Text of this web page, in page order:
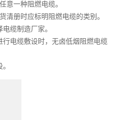
意一种阻燃电缆。
清册时应标明阻燃电缆的类别。
缆制造厂家。
电缆敷设时，无卤低烟阻燃电缆